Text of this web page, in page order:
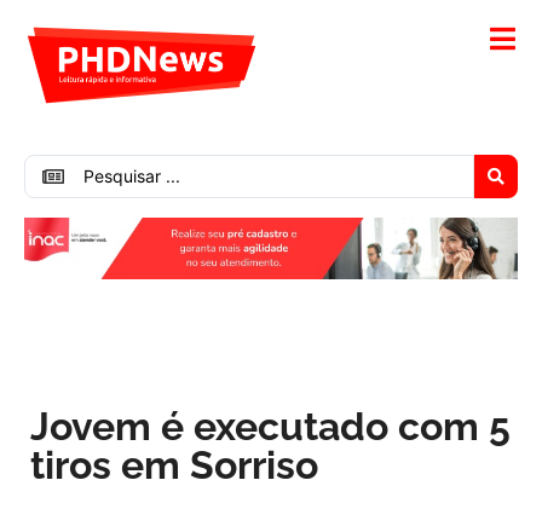
Jovem é executado com 5
tiros em Sorriso